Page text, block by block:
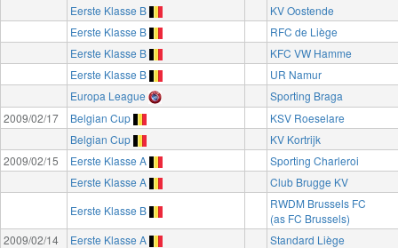
Eerste Klasse B
KV Oostende
Eerste Klasse B
RFC de Liège
Eerste Klasse B
KFC VW Hamme
Eerste Klasse B
UR Namur
Europa League
Sporting Braga
2009/02/17
Belgian Cup
KSV Roeselare
Belgian Cup
KV Kortrijk
2009/02/15
Eerste Klasse A
Sporting Charleroi
Eerste Klasse A
Club Brugge KV
Eerste Klasse B
RWDM Brussels FC
(as FC Brussels)
2009/02/14
Eerste Klasse A
Standard Liège